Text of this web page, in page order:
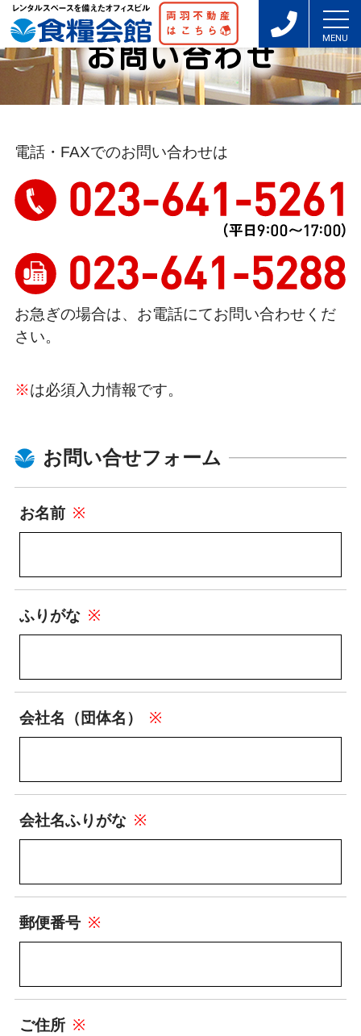
お問い合わせ
電話・FAXでのお問い合わせは
お急ぎの場合は、お電話にてお問い合わせくだ
さい。
※は必須入力情報です。
お問い合せフォーム
お名前 ※
ふりがな ※
会社名（団体名） ※
会社名ふりがな ※
郵便番号 ※
ご住所 ※